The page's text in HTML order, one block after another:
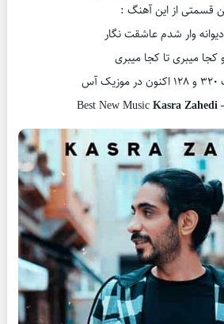
قسمتی از این آهنگ :
وار شدم عاشقت نگار
کجا میبری تا کجا میبری
Best New MusicKasra Zahedi